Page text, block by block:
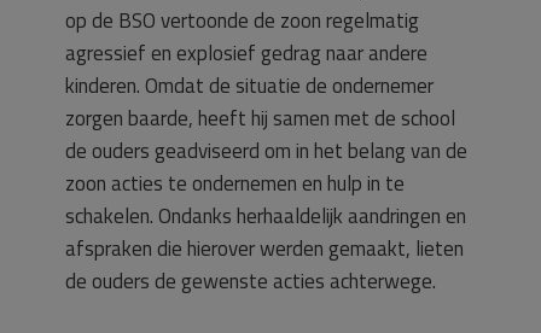
op de BSO vertoonde de zoon regelmatig
agressief en explosief gedrag naar andere
kinderen. Omdat de situatie de ondernemer
zorgen baarde, heeft hij samen met de school
de ouders geadviseerd om in het belang van de
zoon acties te ondernemen en hulp in te
schakelen. Ondanks herhaaldelijk aandringen en
afspraken die hierover werden gemaakt, lieten
de ouders de gewenste acties achterwege.